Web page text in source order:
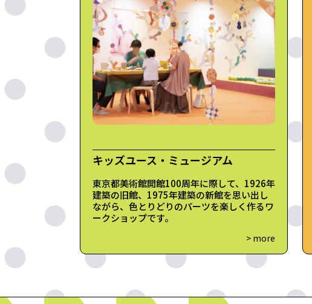
キッズユース・ミュージアム
東京都美術館開館100周年に際して、1926年
建築の旧館、1975年建築の新館を思い出し
ながら、色とりどりのパーツを楽しく作るワ
ークショップです。
> more